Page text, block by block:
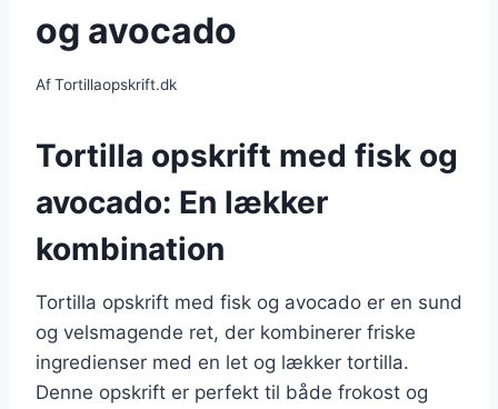
og avocado
AfTortillaopskrift.dk
Tortilla opskrift med fisk og
avocado: En lækker
kombination
Tortilla opskrift med fisk og avocado er en sund
og velsmagende ret, der kombinerer friske
ingredienser med en let og lækker tortilla.
Denne opskrift er perfekt til både frokost og